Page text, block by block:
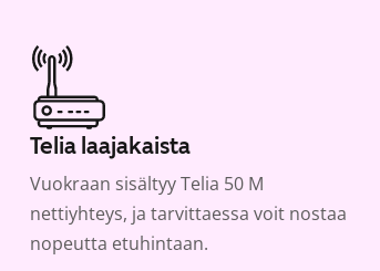
Telia laajakaista
Vuokraan sisältyy Telia 50 M
nettiyhteys, ja tarvittaessa voit nostaa
nopeutta etuhintaan.